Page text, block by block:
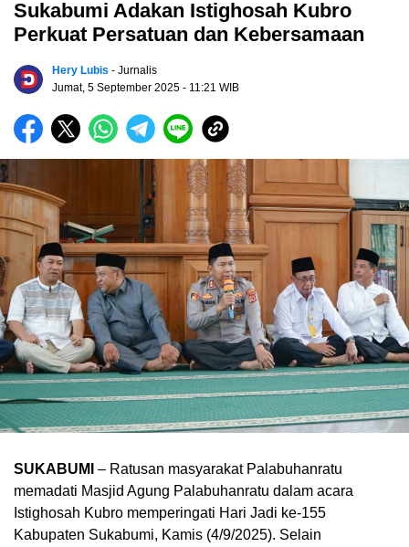
Sukabumi Adakan Istighosah Kubro
Perkuat Persatuan dan Kebersamaan
Hery Lubis - Jurnalis
Jumat, 5 September 2025 - 11:21 WIB
SUKABUMI – Ratusan masyarakat Palabuhanratu
memadati Masjid Agung Palabuhanratu dalam acara
Istighosah Kubro memperingati Hari Jadi ke-155
Kabupaten Sukabumi, Kamis (4/9/2025). Selain